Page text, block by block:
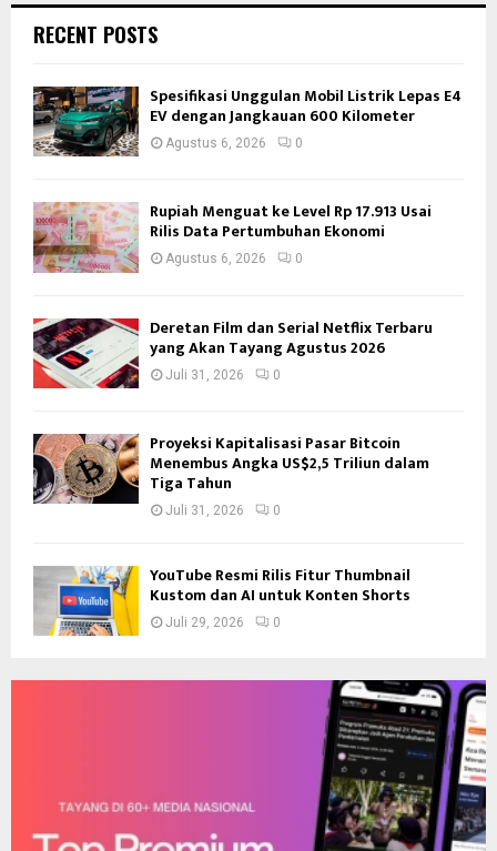
RECENT POSTS
Spesifikasi Unggulan Mobil Listrik Lepas E4
EV dengan Jangkauan 600 Kilometer
Agustus 6, 2026 0
Rupiah Menguat ke Level Rp 17.913 Usai
Rilis Data Pertumbuhan Ekonomi
Agustus 6, 2026 0
Deretan Film dan Serial Netflix Terbaru
yang Akan Tayang Agustus 2026
Juli 31, 2026 0
Proyeksi Kapitalisasi Pasar Bitcoin
Menembus Angka US$2,5 Triliun dalam
Tiga Tahun
Juli 31, 2026 0
YouTube Resmi Rilis Fitur Thumbnail
Kustom dan AI untuk Konten Shorts
Juli 29, 2026 0